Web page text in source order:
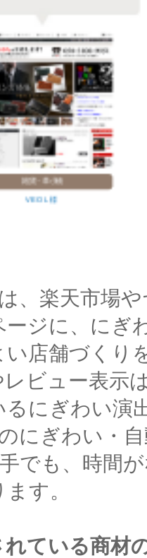
貨・革小物
VEOL 様
、楽天市場
ージに、にぎ
い店舗づくり
ビュー表示
るにぎわい演
にぎわい・
でも、時間
す。
れている商材